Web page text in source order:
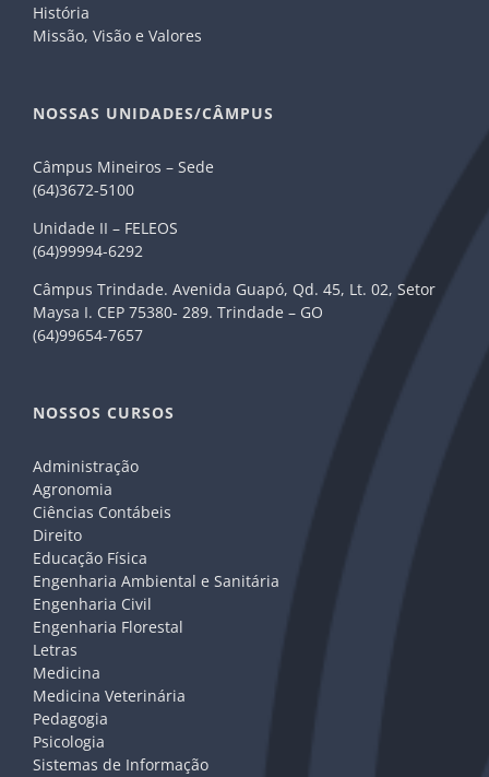
História
Missão, Visão e Valores
NOSSAS UNIDADES/CÂMPUS
Câmpus Mineiros – Sede
(64)3672-5100
Unidade II – FELEOS
(64)99994-6292
Câmpus Trindade. Avenida Guapó, Qd. 45, Lt. 02, Setor
Maysa I. CEP 75380- 289. Trindade – GO
(64)99654-7657
NOSSOS CURSOS
Administração
Agronomia
Ciências Contábeis
Direito
Educação Física
Engenharia Ambiental e Sanitária
Engenharia Civil
Engenharia Florestal
Letras
Medicina
Medicina Veterinária
Pedagogia
Psicologia
Sistemas de Informação